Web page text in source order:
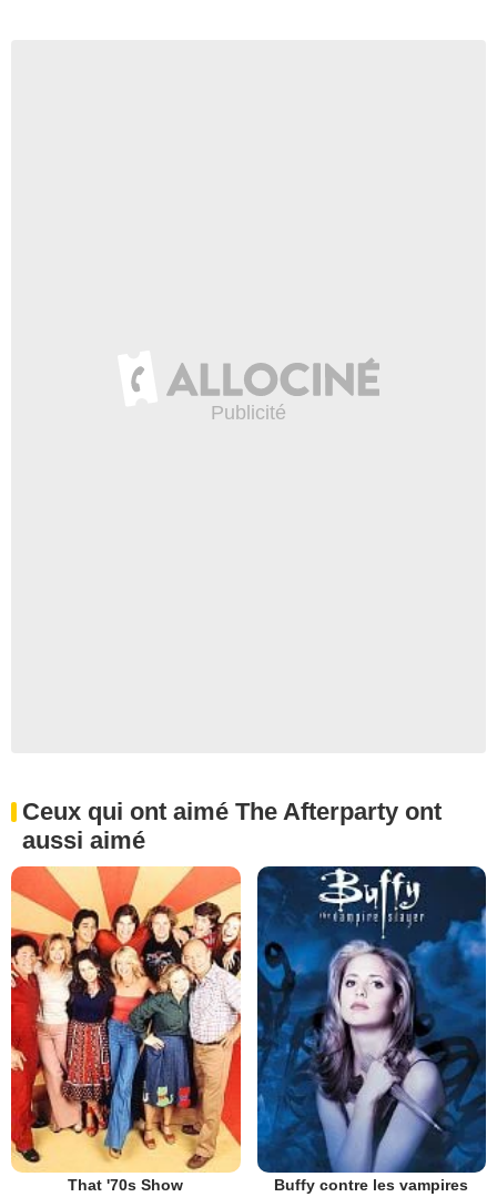
Ceux qui ont aimé The Afterparty ont
aussi aimé
That '70s Show Buffy contre les vampires